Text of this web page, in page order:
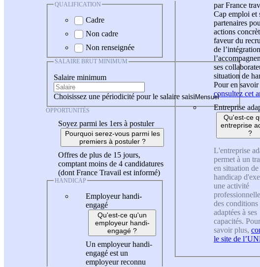
QUALIFICATION
Cadre
Non cadre
Non renseignée
SALAIRE BRUT MINIMUM
Salaire minimum
Choisissez une périodicité pour le salaire saisi
OPPORTUNITÉS
Soyez parmi les 1ers à postuler
Pourquoi serez-vous parmi les
premiers à postuler ?
Offres de plus de 15 jours,
comptant moins de 4 candidatures
(dont France Travail est informé)
HANDICAP
Employeur handi-
engagé
Qu'est-ce qu'un
employeur handi-
engagé ?
Un employeur handi-
engagé est un
employeur reconnu
par France
Cap emploi et
partenaires
actions
faveur du
de
ses
situation de
Pour en savoir
consultez cet
Entreprise
Qu'est-ce
entreprise
?
L'entreprise
permet à un
en situation de
handicap
une activité
des conditions
adaptées à ses
capacités.
savoir plus,
le site de